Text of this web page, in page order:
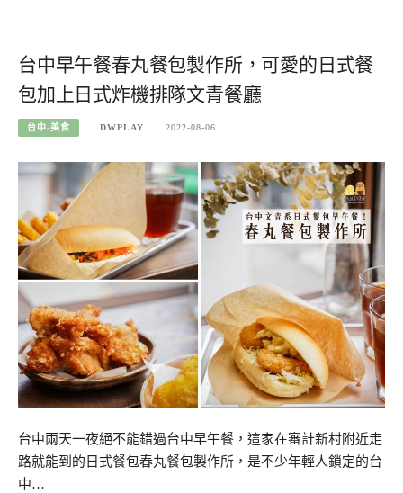
台中早午餐春丸餐包製作所，可愛的日式餐
包加上日式炸機排隊文青餐廳
台中-美食 DWPLAY 2022-08-06
台中兩天一夜絕不能錯過台中早午餐，這家在審計新村附近走
路就能到的日式餐包春丸餐包製作所，是不少年輕人鎖定的台
中…